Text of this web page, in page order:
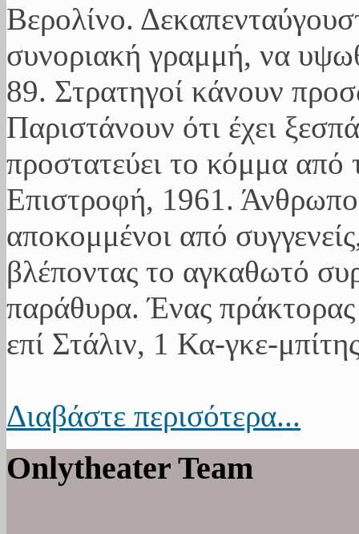
Βερολίνο.
συνοριακή γραμμή, να
89. Στρατηγοί κάνουν
Παριστάνουν ότι έχει
προστατεύει το κόμμα από
Επιστροφή, 1961.
αποκομμένοι από
βλέποντας το αγκαθωτό
παράθυρα. Ένας
επί Στάλιν, 1 Κα-γκε-
Διαβάστε περισότερα...
Onlytheater Team